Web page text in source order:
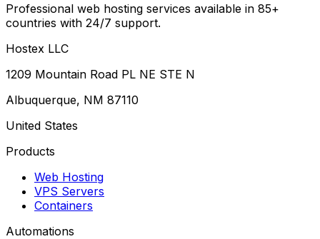
Professional web hosting services available in 85+
countries with 24/7 support.
Hostex LLC
1209 Mountain Road PL NE STE N
Albuquerque, NM 87110
United States
Products
Web Hosting
VPS Servers
Containers
Automations